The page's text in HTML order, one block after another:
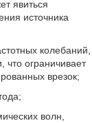
явиться
источника
колебаний,
что ограничивает
врезок;
волн,